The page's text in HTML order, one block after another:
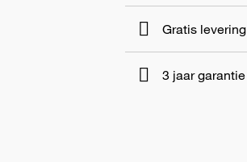
Gratis levering
3 jaar garantie